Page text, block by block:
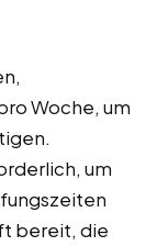
Woche, um
um
bereit, die